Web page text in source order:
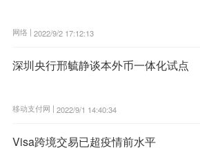
网络 | 2022/9/2 17:12:13
深圳央行邢毓静谈本外币一体化试点
移动支付网 | 2022/9/1 14:40:34
Visa跨境交易已超疫情前水平